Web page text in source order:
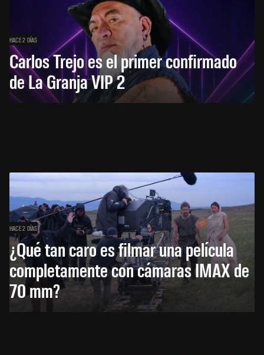
HACE 2 DÍAS
Carlos Trejo es el primer confirmado
de La Granja VIP 2
HACE 2 DÍAS
¿Qué tan caro es filmar una película
completamente con cámaras IMAX de
70 mm?